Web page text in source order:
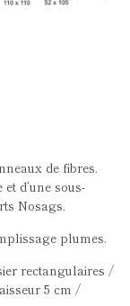
de fibres.
d’une sous-
Nosags.
plumes.
rectangulaires /
5 cm /